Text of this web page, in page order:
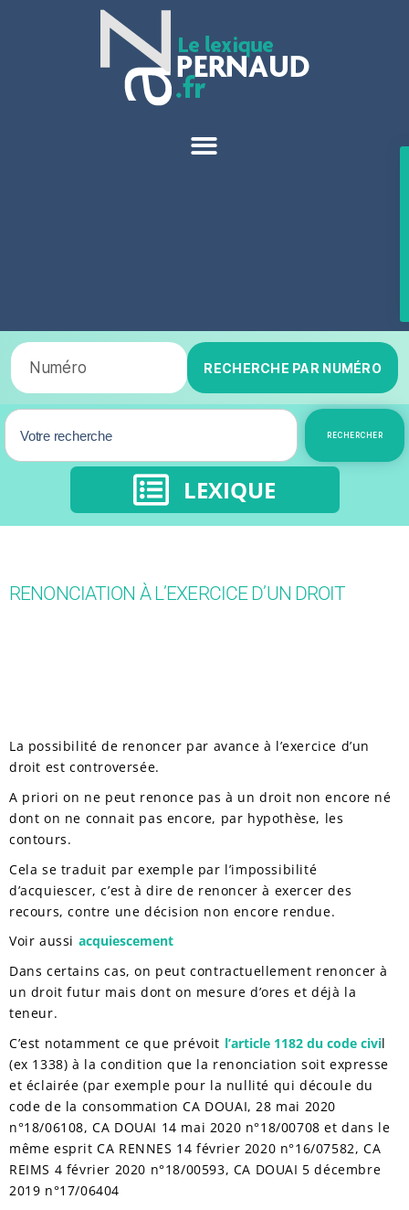
RECHERCHE PAR NUMÉRO
RECHERCHER
LEXIQUE
RENONCIATION À L’EXERCICE D’UN DROIT
La possibilité de renoncer par avance à l’exercice d’un
droit est controversée.
A priori on ne peut renonce pas à un droit non encore né
dont on ne connait pas encore, par hypothèse, les
contours.
Cela se traduit par exemple par l’impossibilité
d’acquiescer, c’est à dire de renoncer à exercer des
recours, contre une décision non encore rendue.
Voir aussi acquiescement
Dans certains cas, on peut contractuellement renoncer à
un droit futur mais dont on mesure d’ores et déjà la
teneur.
C’est notamment ce que prévoit l’article 1182 du code civil
(ex 1338) à la condition que la renonciation soit expresse
et éclairée (par exemple pour la nullité qui découle du
code de la consommation CA DOUAI, 28 mai 2020
n°18/06108, CA DOUAI 14 mai 2020 n°18/00708 et dans le
même esprit CA RENNES 14 février 2020 n°16/07582, CA
REIMS 4 février 2020 n°18/00593, CA DOUAI 5 décembre
2019 n°17/06404